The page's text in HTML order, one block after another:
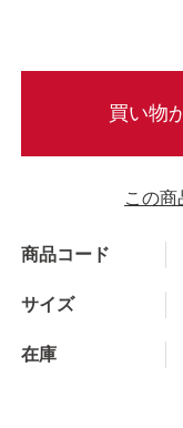
商品コード
サイズ
在庫
この商